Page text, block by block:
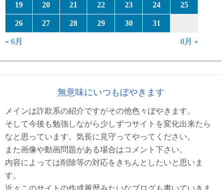
19 20 21 22 23 24 25
26 27 28 29 30 31
« 6月 8月 »
無意味にいつもぼやきます
メインは詐欺系の紹介ですがその他色々ぼやきます。
そして今後も勉強しながら少しずつサイトを変化出来たら
なと思っています。気長に見守ってやってください。
また画像や動画問題がある場合はコメント下さい。
内容によっては削除等の対応をきちんとしたいと思いま
す。